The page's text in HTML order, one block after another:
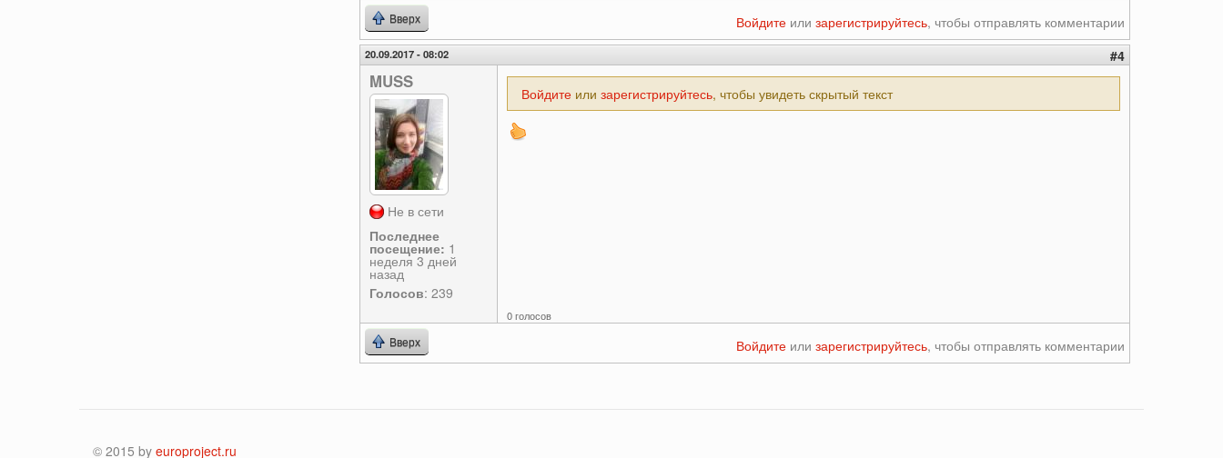
Вверх Войдите или зарегистрируйтесь, чтобы отправлять комментарии
20.09.2017 - 08:02 #4
MUSS
Не в сети
Последнее
посещение: 1
неделя 3 дней
назад
Голосов: 239
Войдитеили зарегистрируйтесь, чтобы увидеть скрытый текст
0 голосов
Вверх Войдите или зарегистрируйтесь, чтобы отправлять комментарии
© 2015 by europroject.ru